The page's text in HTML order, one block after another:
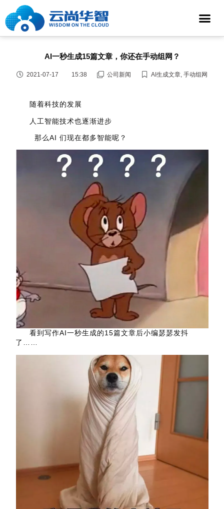
AI一秒生成15篇文章，你还在手动组网？
2021-07-17 15:38 公司新闻 AI生成文章, 手动组网
随着科技的发展
人工智能技术也逐渐进步
那么AI 们现在都多智能呢？
看到写作AI一秒生成的15篇文章后小编瑟瑟发抖
了……